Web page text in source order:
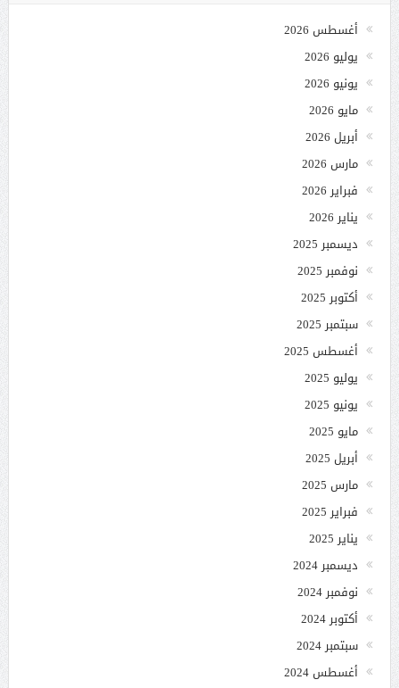
أغسطس 2026
يوليو 2026
يونيو 2026
مايو 2026
أبريل 2026
مارس 2026
فبراير 2026
يناير 2026
ديسمبر 2025
نوفمبر 2025
أكتوبر 2025
سبتمبر 2025
أغسطس 2025
يوليو 2025
يونيو 2025
مايو 2025
أبريل 2025
مارس 2025
فبراير 2025
يناير 2025
ديسمبر 2024
نوفمبر 2024
أكتوبر 2024
سبتمبر 2024
أغسطس 2024